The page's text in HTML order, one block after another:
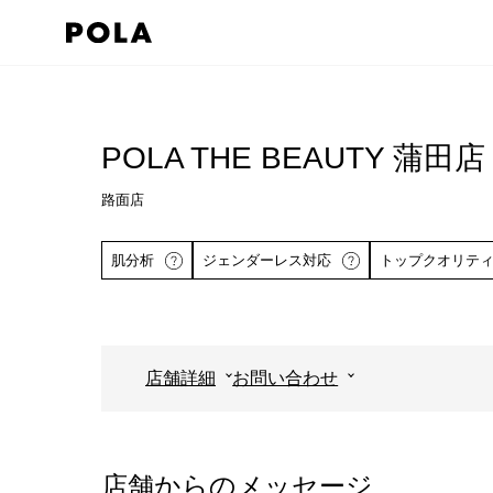
POLA THE BEAUTY 蒲田店
路面店
肌分析 ジェンダーレス対応 トップクオリテ
店舗詳細 お問い合わせ
店舗からのメッセージ